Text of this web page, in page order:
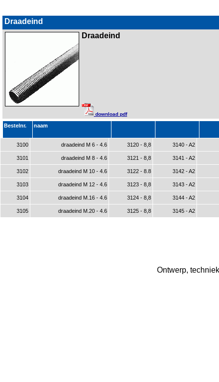
Draadeind
Draadeind
download pdf
Bestelnr. naam
3100 draadeind M 6 - 4.6 3120 - 8,8 3140 - A2
3101 draadeind M 8 - 4.6 3121 - 8,8 3141 - A2
3102 draadeind M 10 - 4.6 3122 - 8.8 3142 - A2
3103 draadeind M 12 - 4.6 3123 - 8,8 3143 - A2
3104 draadeind M.16 - 4.6 3124 - 8,8 3144 - A2
3105 draadeind M.20 - 4.6 3125 - 8,8 3145 - A2
Ontwerp,